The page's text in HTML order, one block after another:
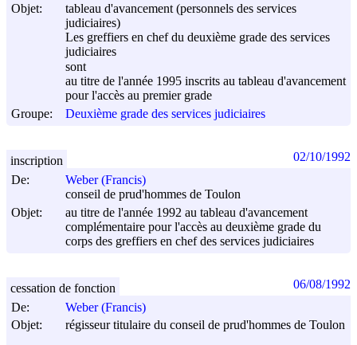
Objet:
tableau d'avancement (personnels des services
judiciaires)
Les greffiers en chef du deuxième grade des services
judiciaires
sont
au titre de l'année 1995 inscrits au tableau d'avancement
pour l'accès au premier grade
Groupe:
Deuxième grade des services judiciaires
De:
Weber (Francis)
conseil de prud'hommes de Toulon
Objet:
au titre de l'année 1992 au tableau d'avancement
complémentaire pour l'accès au deuxième grade du
corps des greffiers en chef des services judiciaires
inscription 02/10/1992
De:
Weber (Francis)
Objet:
régisseur titulaire du conseil de prud'hommes de Toulon
cessation de fonction 06/08/1992